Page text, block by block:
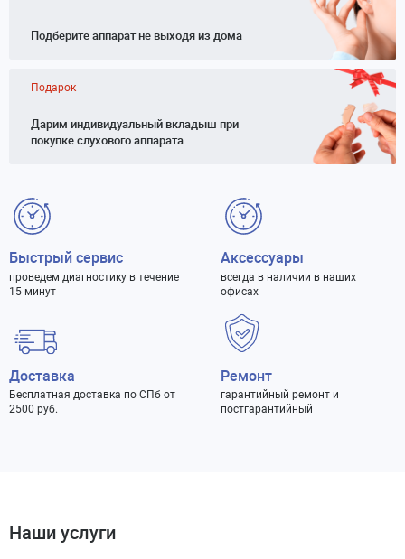
Подберите аппарат не выходя из дома
Подарок
Дарим индивидуальный вкладыш при
покупке слухового аппарата
Быстрый сервис
проведем диагностику в течение
15 минут
Аксессуары
всегда в наличии в наших
офисах
Доставка
Бесплатная доставка по СПб от
2500 руб.
Ремонт
гарантийный ремонт и
постгарантийный
Наши услуги